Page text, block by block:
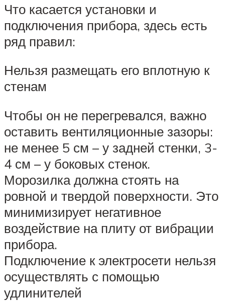
Что касается установки и
подключения прибора, здесь есть
ряд правил:
Нельзя размещать его вплотную к
стенам
Чтобы он не перегревался, важно
оставить вентиляционные зазоры:
не менее 5 см – у задней стенки, 3-
4 см – у боковых стенок.
Морозилка должна стоять на
ровной и твердой поверхности. Это
минимизирует негативное
воздействие на плиту от вибрации
прибора.
Подключение к электросети нельзя
осуществлять с помощью
удлинителей